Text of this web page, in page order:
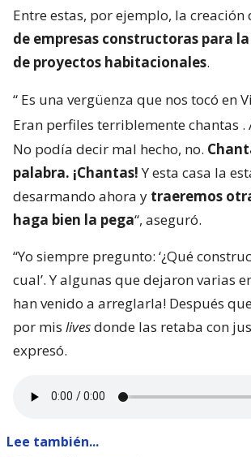
Entre estas, por ejemplo, la creación
de empresas constructoras para
de proyectos habitacionales.
“ Es una vergüenza que nos tocó en
Eran perfiles terriblemente chantas .
No podía decir mal hecho, no.
palabra. ¡Chantas!Y esta casa la
desarmando ahora y traeremos
haga bien la pega“, aseguró.
“Yo siempre pregunto: ‘¿Qué
cual’. Y algunas que dejaron varias
han venido a arreglarla! Después
por mis livesdonde las retaba con
expresó.
Lee también...